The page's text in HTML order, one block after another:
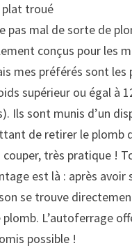
plat troué
pas mal de sorte de
conçus pour les
mes préférés sont les
supérieur ou égal à
Ils sont munis d’un
de retirer le plomb
couper, très pratique !
est là : après avoir
se trouve
plomb. L’autoferrage
possible !